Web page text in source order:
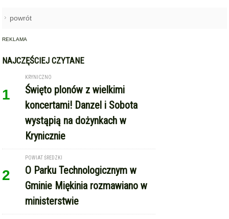
powrót
REKLAMA
NAJCZĘŚCIEJ CZYTANE
1
KRYNICZNO
Święto plonów z wielkimi
koncertami! Danzel i Sobota
wystąpią na dożynkach w
Krynicznie
2
POWIAT ŚREDZKI
O Parku Technologicznym w
Gminie Miękinia rozmawiano w
ministerstwie